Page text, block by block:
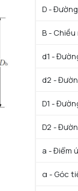
D -
B - Chiều
d1 -
d2 -
D1 -
D2 -
a - Điểm
α - Góc